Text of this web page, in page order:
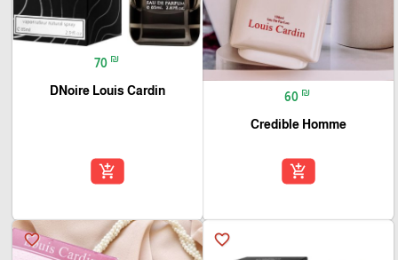
60 ₪
Credible Homme
add_shopping_cart
70 ₪
DNoire Louis Cardin
add_shopping_cart
favorite_border
favorite_border